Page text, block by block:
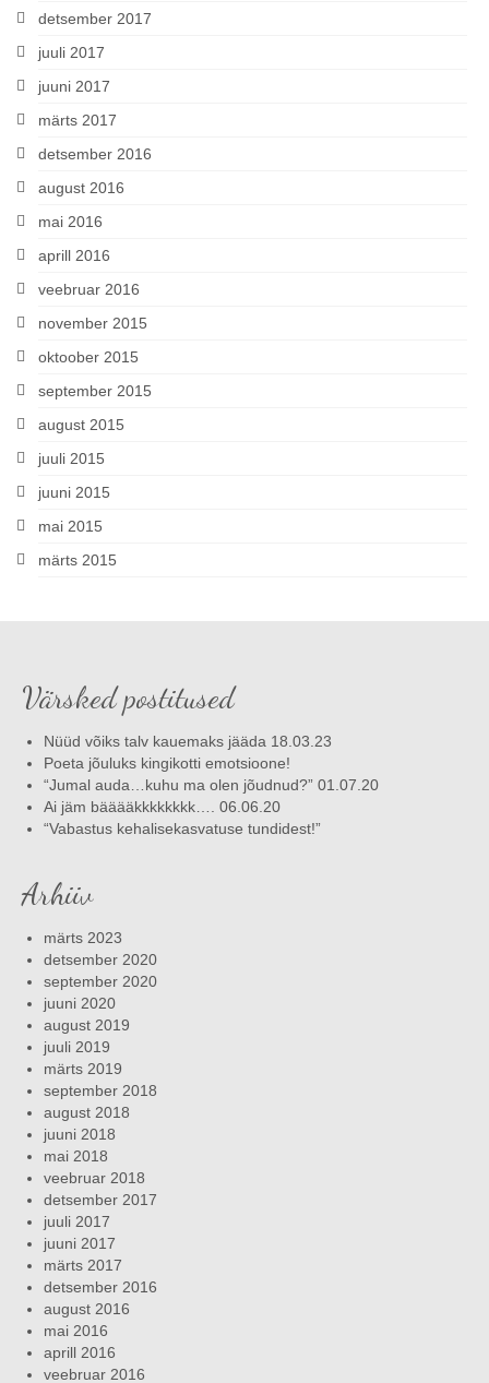
detsember 2017
juuli 2017
juuni 2017
märts 2017
detsember 2016
august 2016
mai 2016
aprill 2016
veebruar 2016
november 2015
oktoober 2015
september 2015
august 2015
juuli 2015
juuni 2015
mai 2015
märts 2015
Värsked postitused
Nüüd võiks talv kauemaks jääda 18.03.23
Poeta jõuluks kingikotti emotsioone!
“Jumal auda…kuhu ma olen jõudnud?” 01.07.20
Ai jäm bääääkkkkkkkk…. 06.06.20
“Vabastus kehalisekasvatuse tundidest!”
Arhiiv
märts 2023
detsember 2020
september 2020
juuni 2020
august 2019
juuli 2019
märts 2019
september 2018
august 2018
juuni 2018
mai 2018
veebruar 2018
detsember 2017
juuli 2017
juuni 2017
märts 2017
detsember 2016
august 2016
mai 2016
aprill 2016
veebruar 2016